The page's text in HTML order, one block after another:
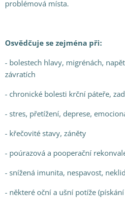
problémová místa.
Osvědčuje se zejména při:
- bolestech hlavy, migrénách,
závratích
- chronické bolesti krční páteře,
- stres, přetížení, deprese,
- křečovité stavy, záněty
- poúrazová a pooperační
- snížená imunita, nespavost, neklid
- některé oční a ušní potíže